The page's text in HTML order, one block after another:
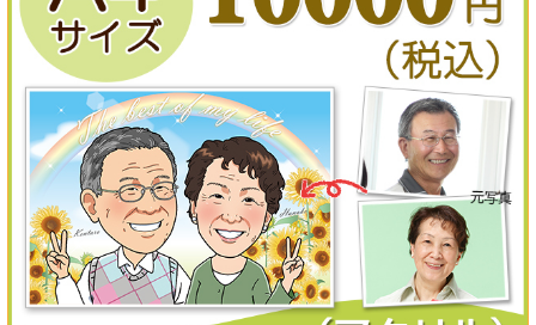
結婚内祝い
結婚引き出物
出産祝い
結婚祝い
新築祝い